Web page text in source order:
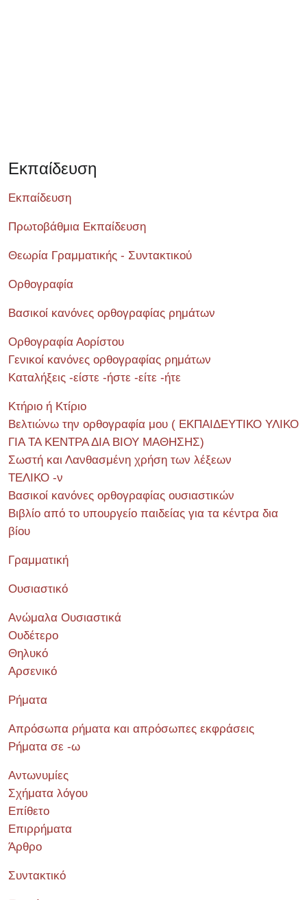
Εκπαίδευση
Εκπαίδευση
Πρωτοβάθμια Εκπαίδευση
Θεωρία Γραμματικής - Συντακτικού
Ορθογραφία
Βασικοί κανόνες ορθογραφίας ρημάτων
Ορθογραφία Αορίστου
Γενικοί κανόνες ορθογραφίας ρημάτων
Καταλήξεις -είστε -ήστε -είτε -ήτε
Κτήριο ή Κτίριο
Βελτιώνω την ορθογραφία μου ( ΕΚΠΑΙΔΕΥΤΙΚΟ ΥΛΙΚΟ
ΓΙΑ ΤΑ ΚΕΝΤΡΑ ΔΙΑ ΒΙΟΥ ΜΑΘΗΣΗΣ)
Σωστή και Λανθασμένη χρήση των λέξεων
ΤΕΛΙΚΟ -ν
Βασικοί κανόνες ορθογραφίας ουσιαστικών
Βιβλίο από το υπουργείο παιδείας για τα κέντρα δια
βίου
Γραμματική
Ουσιαστικό
Ανώμαλα Ουσιαστικά
Ουδέτερο
Θηλυκό
Αρσενικό
Ρήματα
Απρόσωπα ρήματα και απρόσωπες εκφράσεις
Ρήματα σε -ω
Αντωνυμίες
Σχήματα λόγου
Επίθετο
Επιρρήματα
Άρθρο
Συντακτικό